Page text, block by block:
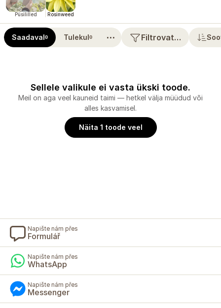
Püsililled Rosinweed
Saadaval0 Tulekul0 ⋯ Filtrovat…
Sellele valikule ei vasta ükski toode.
Meil on aga veel kauneid taimi — hetkel välja müüdud või
alles kasvamisel.
Näita 1 toode veel
Napište nám přes
Formulář
Napište nám přes
WhatsApp
Napište nám přes
Messenger